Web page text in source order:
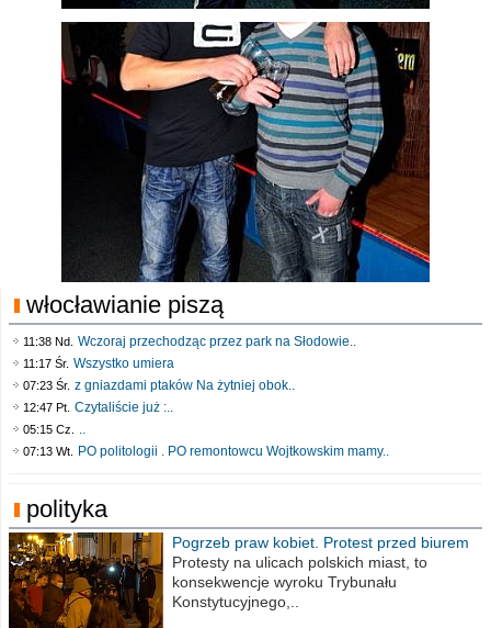
włocławianie piszą
11:38 Nd. Wczoraj przechodząc przez park na Słodowie..
11:17 Śr. Wszystko umiera
07:23 Śr. z gniazdami ptaków Na żytniej obok..
12:47 Pt. Czytaliście już :..
05:15 Cz. ..
07:13 Wt. PO politologii . PO remontowcu Wojtkowskim mamy..
polityka
Pogrzeb praw kobiet. Protest przed biurem
poselskim PiS
Protesty na ulicach polskich miast, to
konsekwencje wyroku Trybunału
Konstytucyjnego,..